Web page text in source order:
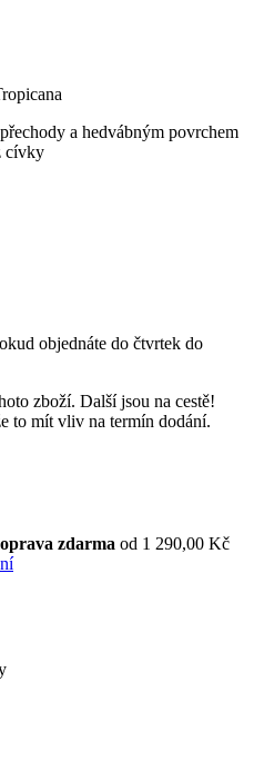
a hedvábným povrchem
cívky
objednáte do čtvrtek do
zboží. Další jsou na cestě!
to mít vliv na termín dodání.
zdarma od 1 290,00 Kč